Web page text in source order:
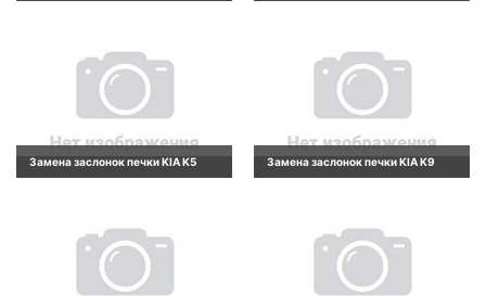
Замена заслонок печки KIA K5 Замена заслонок печки KIA K9